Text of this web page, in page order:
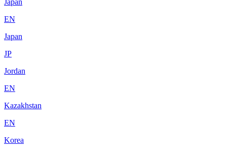
EN
Japan
JP
Jordan
EN
Kazakhstan
EN
Korea